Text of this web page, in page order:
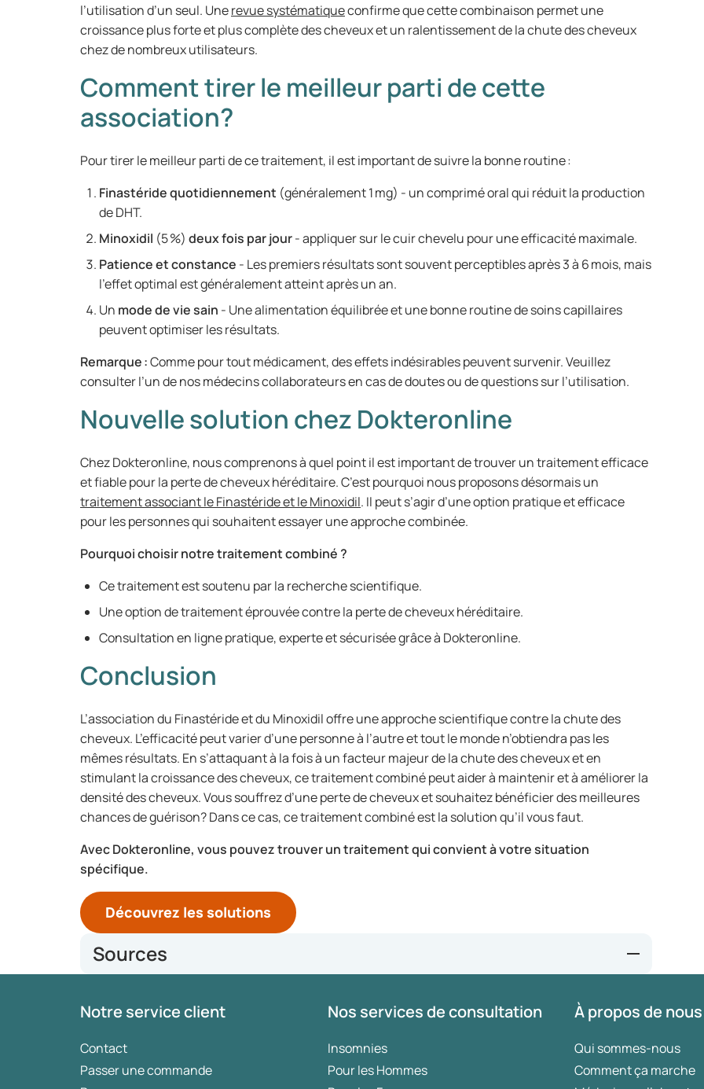
l’utilisation d’un seul. Unerevue systématiqueconfirme que cette combinaison permet une
croissance plus forte et plus complète des cheveux et un ralentissement de la chute des cheveux
chez de nombreux utilisateurs.
Comment tirer le meilleur parti de cette
association?
Pour tirer le meilleur parti de ce traitement, il est important de suivre la bonne routine :
Finastéride quotidiennement (généralement 1 mg) - un comprimé oral qui réduit la production
de DHT.
Minoxidil (5 %) deux fois par jour- appliquer sur le cuir chevelu pour une efficacité maximale.
Patience et constance - Les premiers résultats sont souvent perceptibles après 3 à 6 mois, mais
l’effet optimal est généralement atteint après un an.
Un mode de vie sain - Une alimentation équilibrée et une bonne routine de soins capillaires
peuvent optimiser les résultats.
Remarque :Comme pour tout médicament, des effets indésirables peuvent survenir. Veuillez
consulter l’un de nos médecins collaborateurs en cas de doutes ou de questions sur l’utilisation.
Nouvelle solution chez Dokteronline
Chez Dokteronline, nous comprenons à quel point il est important de trouver un traitement efficace
et fiable pour la perte de cheveux héréditaire. C’est pourquoi nous proposons désormais un
traitement associant le Finastéride et le Minoxidil. Il peut s’agir d’une option pratique et efficace
pour les personnes qui souhaitent essayer une approche combinée.
Pourquoi choisir notre traitement combiné ?
Ce traitement est soutenu par la recherche scientifique.
Une option de traitement éprouvée contre la perte de cheveux héréditaire.
Consultation en ligne pratique, experte et sécurisée grâce à Dokteronline.
Conclusion
L’association du Finastéride et du Minoxidil offre une approche scientifique contre la chute des
cheveux. L’efficacité peut varier d’une personne à l’autre et tout le monde n’obtiendra pas les
mêmes résultats. En s’attaquant à la fois à un facteur majeur de la chute des cheveux et en
stimulant la croissance des cheveux, ce traitement combiné peut aider à maintenir et à améliorer la
densité des cheveux. Vous souffrez d’une perte de cheveux et souhaitez bénéficier des meilleures
chances de guérison? Dans ce cas, ce traitement combiné est la solution qu’il vous faut.
Avec Dokteronline, vous pouvez trouver un traitement qui convient à votre situation
spécifique.
Découvrez les solutions
Sources
The Efficacy and Safety of Finasteride Combined with Topical Minoxidil for Androgenetic Alopecia: A
Comparative Efficacy of Topical Finasteride (0.25%) in Combination with Minoxidil (5%) Against 5% Minoxidil
Notre service client
Contact
Passer une commande
Nos services de consultation
Insomnies
Pour les Hommes
À propos de nous
Qui sommes-nous
Comment ça marche